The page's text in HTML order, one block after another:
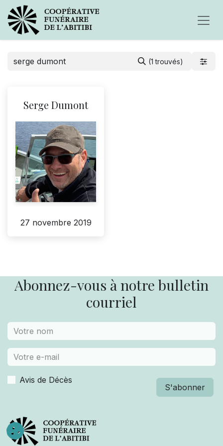
(1 trouvés)
Serge Dumont
27 novembre 2019
Abonnez-vous à notre bulletin
courriel
Avis de Décès
S'abonner